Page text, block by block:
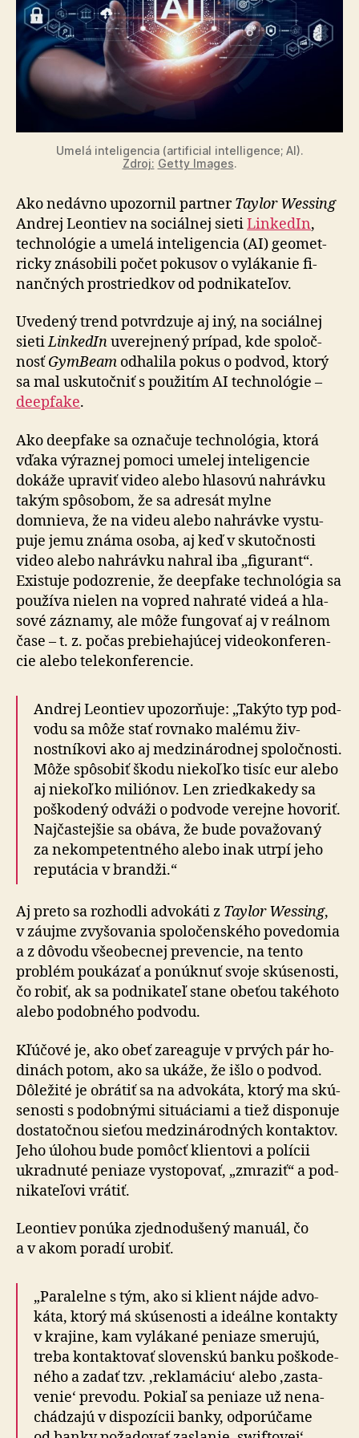
Umelá inteligencia (artificial intelligence; AI).
Zdroj: Getty Images.
Ako nedávno upozornil partnerTaylor Wessing
Andrej Leontiev na so­ciál­nej sietiLinkedIn,
tech­no­lógie a umelá in­te­li­gen­cia (AI) geo­met­
ricky zná­so­bili počet pokusov o vy­lá­kanie fi­
nan­čných prostriedkov od pod­ni­ka­teľov.
Uvedený trend potvrdzuje aj iný, na so­ciál­nej
sietiLinkedInuve­rej­nený prí­pad, kde spo­loč­
nosťGymBeam od­ha­lila pokus o pod­vod, ktorý
sa mal usku­toč­niť s po­u­ži­tím AI tech­no­lógie –
deepfake.
Ako deepfake sa označuje tech­no­lógia, ktorá
vďaka vý­raz­nej po­moci umelej inte­li­gen­cie
dokáže upraviť video alebo hla­sovú nahrávku
takým spô­so­bom, že sa adresát mylne
domnieva, že na videu alebo nahrávke vystu­
puje jemu známa osoba, aj keď v sku­toč­nosti
video alebo nahrávku nahral iba „figurant“.
Existuje po­do­zre­nie, že deepfake tech­no­lógia sa
po­u­žíva nie­len na vopred nahraté videá a hla­
sové záznamy, ale môže fun­go­vať aj v re­ál­nom
čase – t. z. počas pre­bie­ha­júcej video­kon­fe­ren­
cie alebo tele­kon­fe­ren­cie.
Andrej Leontiev upozorňuje: „Takýto typ pod­
vodu sa môže stať rov­nako malému živ­
nostní­kovi ako aj medzi­ná­rod­nej spo­loč­nosti.
Môže spô­sobiť škodu nie­koľko tisíc eur alebo
aj nie­koľko miliónov. Len zried­ka­kedy sa
poško­dený odváži o pod­vode ve­rej­ne ho­vo­riť.
Naj­čas­tej­šie sa obáva, že bude po­va­žo­vaný
za ne­kom­pe­ten­tného alebo inak utrpí jeho
re­pu­tácia v brandži.“
Aj preto sa rozhodli advokáti z Taylor Wessing,
v záujme zvy­šo­vania spo­lo­čen­ského po­ve­do­mia
a z dô­vodu všeo­becnej pre­ven­cie, na tento
problém pou­ká­zať a po­núk­nuť svoje skú­se­nosti,
čo robiť, ak sa pod­ni­kateľ stane obeťou také­hoto
alebo po­dob­ného pod­vodu.
Kľúčové je, ako obeť zareaguje v prvých pár ho­
di­nách potom, ako sa ukáže, že išlo o pod­vod.
Dô­le­žité je obrátiť sa na ad­vo­káta, ktorý ma skú­
se­nosti s po­dob­nými si­tu­á­ciami a tiež dispo­nuje
dosta­točnou sieťou medzi­ná­rod­ných kon­tak­tov.
Jeho úlohou bude pomôcť klientovi a po­lícii
ukrad­nuté peniaze vysto­po­vať, „zmra­ziť“ a pod­
ni­ka­te­ľovi vrátiť.
Leontiev ponúka zjednodušený ma­nu­ál, čo
a v akom po­radí urobiť.
„Paralelne s tým, ako si klient nájde ad­vo­
káta, ktorý má skú­se­nosti a ide­álne kon­takty
v kra­jine, kam vy­lá­kané peniaze smerujú,
treba kon­tak­tovať slo­ven­skú banku poško­de­
ného a zadať tzv. ‚rekla­máciu‘ alebo ‚zasta­
venie‘ pre­vodu. Pokiaľ sa peniaze už ne­na­
chá­dzajú v dispo­zícii banky, od­po­rú­čame